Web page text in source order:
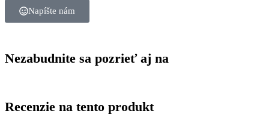
Napíšte nám
Nezabudnite sa pozrieť aj na
Recenzie na tento produkt